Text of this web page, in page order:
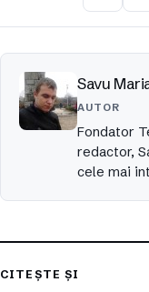
Savu
AUTOR
Fondator
redactor,
cele mai
CITEȘTE ȘI